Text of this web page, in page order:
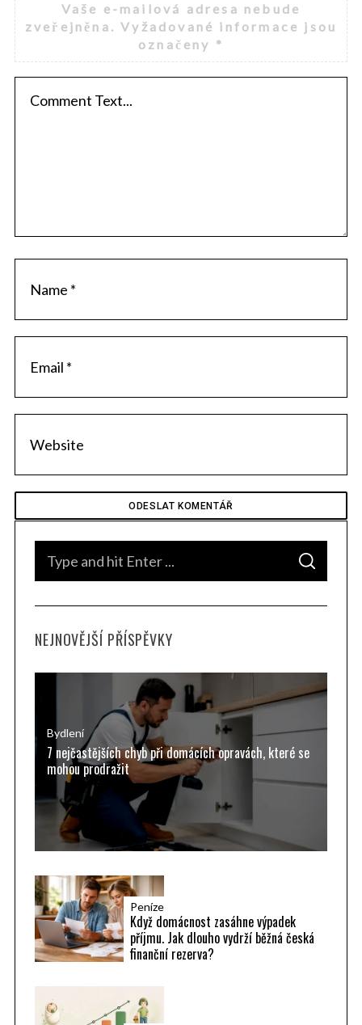
Vaše e-mailová adresa nebude
zveřejněna. Vyžadované informace jsou
označeny *
c
:
S
A
C
NEJNOVĚJŠÍ PŘÍSPĚVKY
Bydlení
7 nejčastějších chyb při domácích opravách, které se
mohou prodražit
Peníze
Když domácnost zasáhne výpadek
příjmu. Jak dlouho vydrží běžná česká
finanční rezerva?